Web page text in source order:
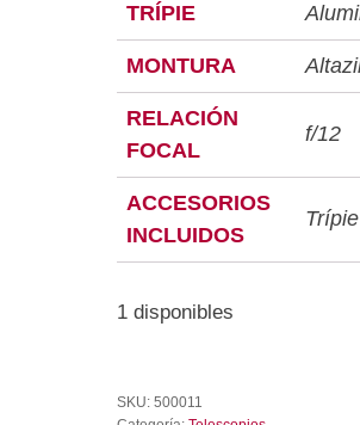
TRÍPIE
MONTURA
RELACIÓN
FOCAL
f/12
ACCESORIOS
INCLUIDOS
Trípie
1 disponibles
SKU:500011